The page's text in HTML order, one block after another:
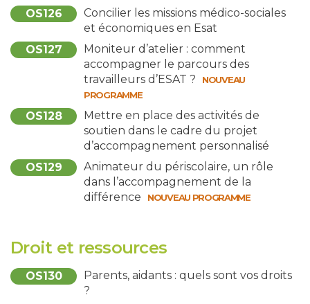
OS126
Concilier les missions médico-sociales
et économiques en Esat
OS127
Moniteur d’atelier : comment
accompagner le parcours des
travailleurs d’ESAT ?
NOUVEAU
PROGRAMME
OS128
Mettre en place des activités de
soutien dans le cadre du projet
d’accompagnement personnalisé
OS129
Animateur du périscolaire, un rôle
dans l’accompagnement de la
différence
NOUVEAU PROGRAMME
Droit et ressources
OS130
Parents, aidants : quels sont vos droits
?